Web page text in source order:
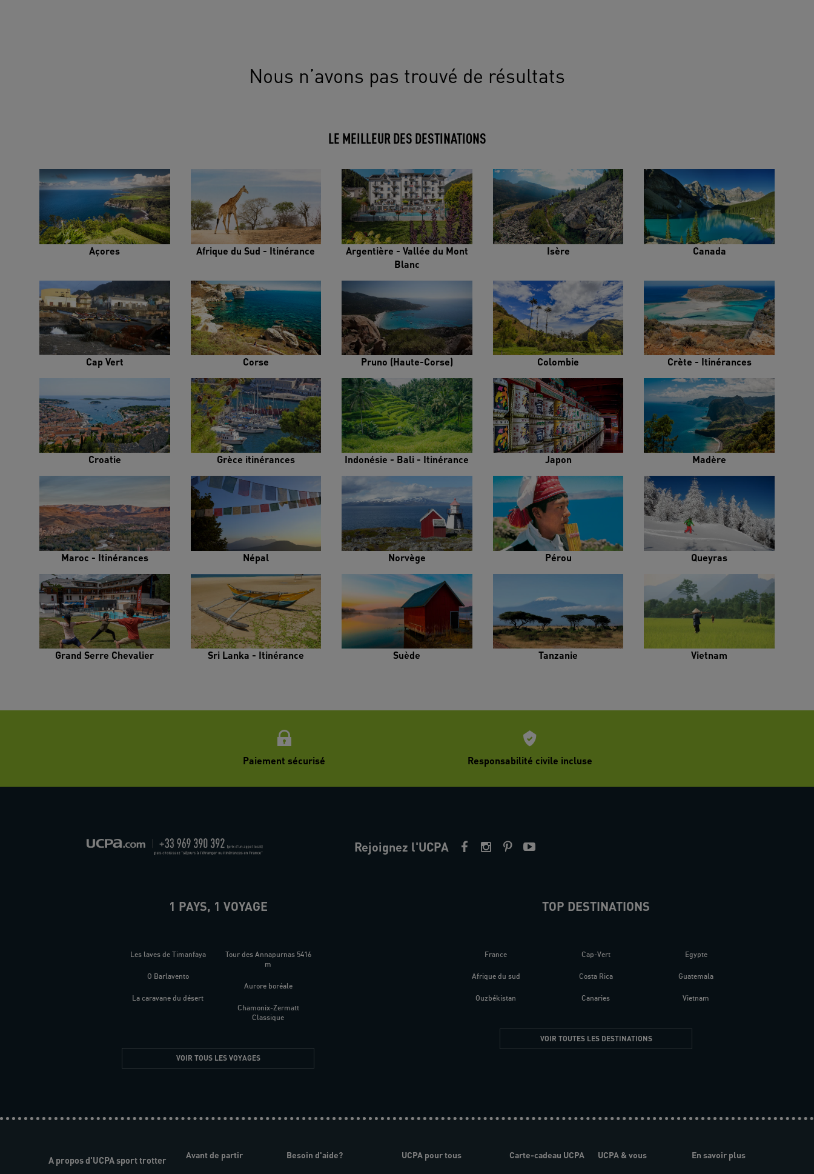
Nous n’avons pas trouvé de résultats
LE MEILLEUR DES DESTINATIONS
Açores Afrique du Sud - Itinérance
Argentière - Vallée du Mont
Blanc
Isère Canada
Cap Vert Corse Pruno (Haute-Corse) Colombie Crète - Itinérances
Croatie Grèce itinérances Indonésie - Bali - Itinérance Japon Madère
Maroc - Itinérances Népal Norvège Pérou Queyras
Grand Serre Chevalier Sri Lanka - Itinérance Suède Tanzanie Vietnam
Paiement sécurisé Responsabilité civile incluse
Rejoignez l'UCPA
1 PAYS, 1 VOYAGE
Les laves de Timanfaya
O Barlavento
La caravane du désert
Tour des Annapurnas 5416
m
Aurore boréale
Chamonix-Zermatt
Classique
VOIR TOUS LES VOYAGES
TOP DESTINATIONS
France
Afrique du sud
Ouzbékistan
Cap-Vert
Costa Rica
Canaries
Egypte
Guatemala
Vietnam
VOIR TOUTES LES DESTINATIONS
A propos d'UCPA sport trotter
Avant de partir Besoin d'aide? UCPA pour tous Carte-cadeau UCPA UCPA & vous En savoir plus